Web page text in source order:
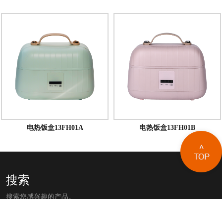
电热饭盒13FH01A 电热饭盒13FH01B
搜索
搜索您感兴趣的产品。